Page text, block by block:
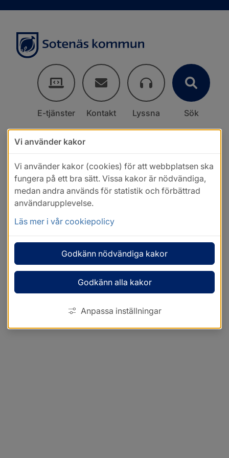
E-tjänster Kontakt Lyssna Sök
Vi använder kakor
Vi använder kakor (cookies) för att webbplatsen ska
fungera på ett bra sätt. Vissa kakor är nödvändiga,
medan andra används för statistik och förbättrad
användarupplevelse.
Läs mer i vår cookiepolicy
Godkänn nödvändiga kakor
Godkänn alla kakor
Anpassa inställningar